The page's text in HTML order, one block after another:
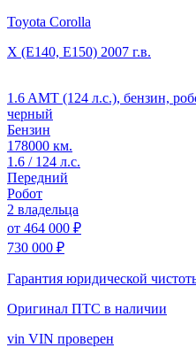
Toyota Corolla
X (E140, E150) 2007 г.в.
1.6 AMT (124 л.с.), бензин,
черный
Бензин
178000 км.
1.6 / 124 л.с.
Передний
Робот
2 владельца
от 464 000 ₽
730 000 ₽
Гарантия юридической
Оригинал ПТС в наличии
vin VIN проверен